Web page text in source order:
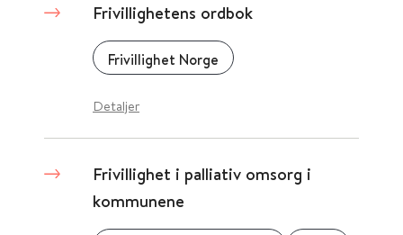
Frivillighetens ordbok
Frivillighet Norge
Detaljer
Frivillighet i palliativ omsorg i
kommunene